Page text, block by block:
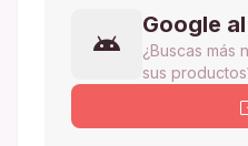
Google
¿Buscas más
sus